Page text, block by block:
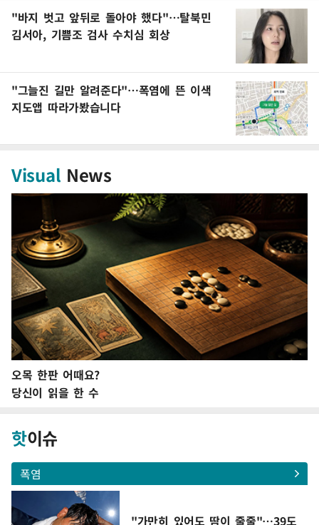
"바지 벗고 앞뒤로 돌아야 했다"…탈북민
김서아, 기쁨조 검사 수치심 회상
"그늘진 길만 알려준다"…폭염에 뜬 이색
지도앱 따라가봤습니다
Visual News
오목 한판 어때요?
당신이 읽을 한 수
핫이슈
폭염
"가만히 있어도 땀이 줄줄"…39도